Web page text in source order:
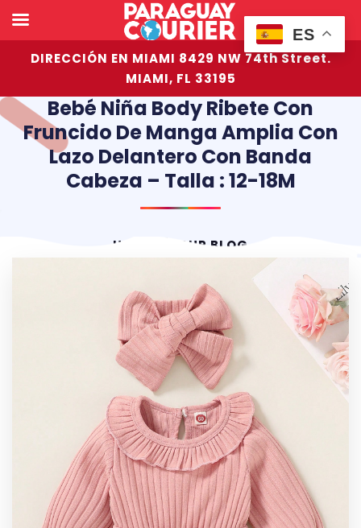
DIRECCIÓN EN MIAMI 8429 NW 74th Street.
MIAMI, FL 33195
Bebé Niña Body Ribete Con
Fruncido De Manga Amplia Con
Lazo Delantero Con Banda
Cabeza – Talla : 12-18M
HOME OUR BLOG
ES